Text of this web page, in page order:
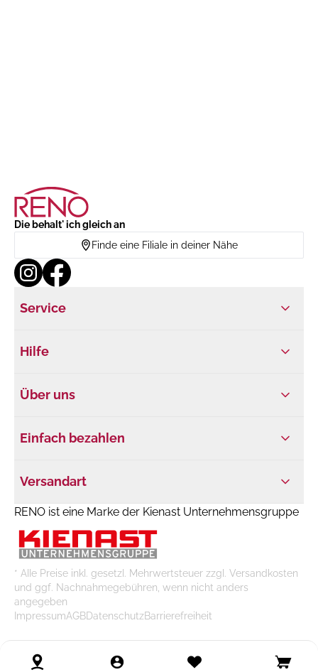
Die behalt' ich gleich an
Finde eine Filiale in deiner Nähe
Service
Hilfe
Über uns
Einfach bezahlen
Versandart
RENO ist eine Marke der Kienast Unternehmensgruppe
* Alle Preise inkl. gesetzl. Mehrwertsteuer zzgl. Versandkosten
und ggf. Nachnahmegebühren, wenn nicht anders
angegeben
ImpressumAGBDatenschutzBarrierefreiheit